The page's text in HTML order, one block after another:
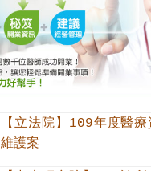
【立法院】109年度醫
維護案